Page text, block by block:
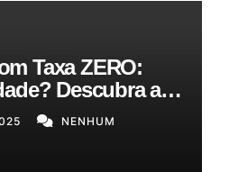
Taxa ZERO:
Descubra as
para o Seu
NENHUM